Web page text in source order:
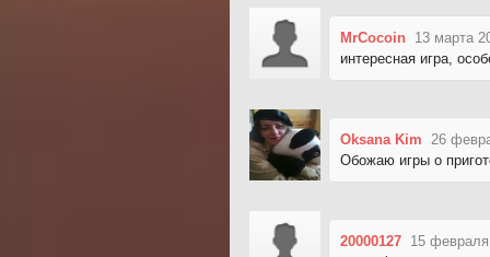
MrCocoin 13 марта
интересная игра,
Oksana Kim
26
Обожаю игры о
20000127 15